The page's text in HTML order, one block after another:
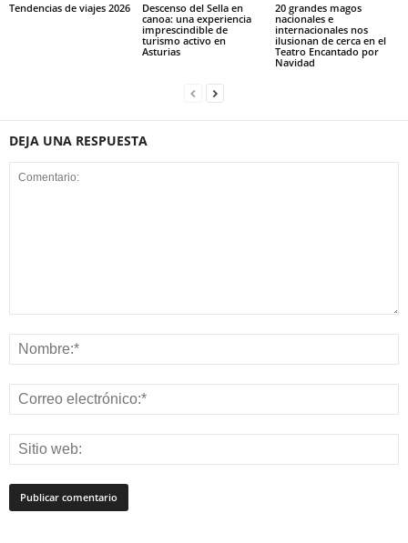
Tendencias de viajes 2026
Descenso del Sella en
canoa: una experiencia
imprescindible de
turismo activo en
Asturias
20 grandes magos
nacionales e
internacionales nos
ilusionan de cerca en el
Teatro Encantado por
Navidad
DEJA UNA RESPUESTA